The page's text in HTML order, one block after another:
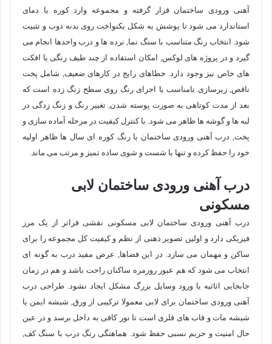
آهنی ورودی ساختمان قرار گرفته و مجموعه وارد کوره با دمای
استاندارد می شود تا پوشش به شکل یکنواخت روی بدنه ذوب و تثبیت
شود. انتخاب رنگ متناسب با سنگ نما, نرده ها و درب واحدها انجام می
گیرد و در پروژه های لوکس, امکان استفاده از چند طیف رنگی یا افکت
های خاص نیز وجود دارد. خطاهای رایج در کارهای ضعیف, شامل پخت
ناقص, زیرسازی نامناسب یا اجرای رنگ روی سطح زنگ زده است که
بعد از مدت کوتاهی به صورت پوسته شدن, تغییر رنگ و زنگ زدگی در
لبه ها و گوشه ها ظاهر می شود. با کنترل کیفیت در مرحله آماده سازی و
پخت, درب آهنی ورودی ساختمان با رنگ کوره ای سال ها ظاهر اولیه
خود را حفظ کرده و تنها با شست و شوی ساده تمیز و مرتب می ماند.
درب آهنی ورودی ساختمان لابی
مسکونی
درب آهنی ورودی ساختمان لابی مسکونی نقشی فراتر از یک مرز
فیزیکی دارد و اولین تصویر ذهنی از نظم و کیفیت کل مجموعه را برای
ساکن و مهمان می سازد. در این فضاها, عرض مفید درب به گونه ای
انتخاب می شود که هم عبور روزمره ساکنان راحت باشد و هم در زمان
جابجایی اثاثیه یا ورود وسایل بزرگ مشکل ایجاد نشود. طراحی درب
آهنی ورودی ساختمان برای لابی معمولا ترکیبی از ورق, شیشه ایمن یا
شیشه مات و قاب های فلزی است تا نور کافی به داخل برسد و در عین
حال امنیت و حریم نسبی حفظ شود. هماهنگی رنگ درب با سنگ کف,